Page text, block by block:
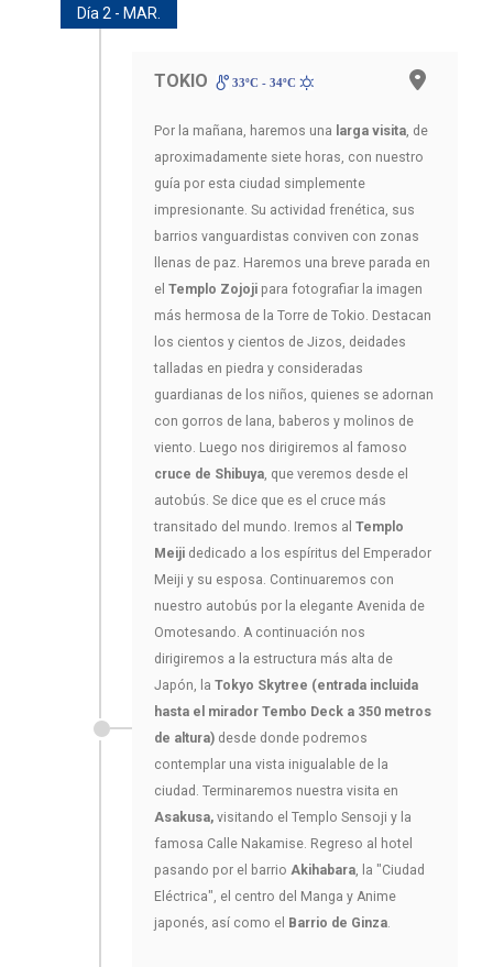
Día 2 - MAR.
TOKIO 33ºC - 34ºC
Por la mañana, haremos una larga visita, de
aproximadamente siete horas, con nuestro
guía por esta ciudad simplemente
impresionante. Su actividad frenética, sus
barrios vanguardistas conviven con zonas
llenas de paz. Haremos una breve parada en
el Templo Zojoji para fotografiar la imagen
más hermosa de la Torre de Tokio. Destacan
los cientos y cientos de Jizos, deidades
talladas en piedra y consideradas
guardianas de los niños, quienes se adornan
con gorros de lana, baberos y molinos de
viento. Luego nos dirigiremos al famoso
cruce de Shibuya, que veremos desde el
autobús. Se dice que es el cruce más
transitado del mundo. Iremos al Templo
Meiji dedicado a los espíritus del Emperador
Meiji y su esposa. Continuaremos con
nuestro autobús por la elegante Avenida de
Omotesando. A continuación nos
dirigiremos a la estructura más alta de
Japón, la Tokyo Skytree (entrada incluida
hasta el mirador Tembo Deck a 350 metros
de altura) desde donde podremos
contemplar una vista inigualable de la
ciudad. Terminaremos nuestra visita en
Asakusa, visitando el Templo Sensoji y la
famosa Calle Nakamise. Regreso al hotel
pasando por el barrio Akihabara, la "Ciudad
Eléctrica", el centro del Manga y Anime
japonés, así como el Barrio de Ginza.